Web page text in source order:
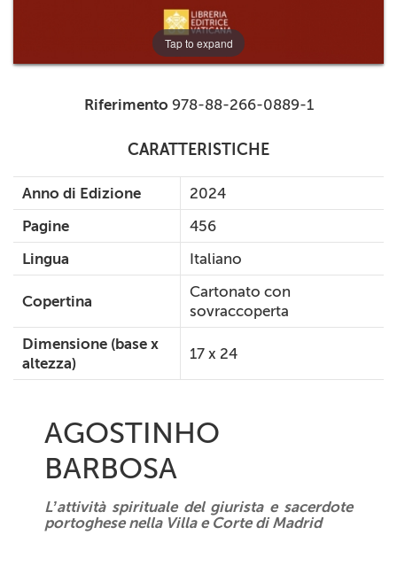
Tap to expand
Riferimento 978-88-266-0889-1
CARATTERISTICHE
Anno di Edizione
2024
Pagine
456
Lingua
Italiano
Copertina
Cartonato con
sovraccoperta
Dimensione (base x
altezza)
17 x 24
AGOSTINHO
BARBOSA
L’attività spirituale del giurista e sacerdote
portoghese nella Villa e Corte di Madrid